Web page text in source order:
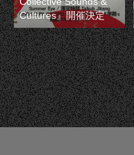
Cultures』開催決定